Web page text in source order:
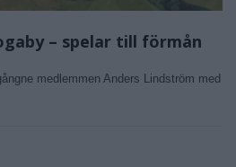
– spelar till förmån
medlemmen Anders Lindström med